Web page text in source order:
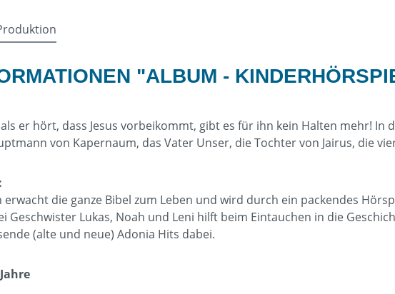
"ALBUM -
er hört, dass Jesus vorbeikommt, gibt es für ihn kein Halten mehr! In
von Kapernaum, das Vater Unser, die Tochter von Jairus, die
erwacht die ganze Bibel zum Leben und wird durch ein packendes
Geschwister Lukas, Noah und Leni hilft beim Eintauchen in die
(alte und neue) Adonia Hits dabei.